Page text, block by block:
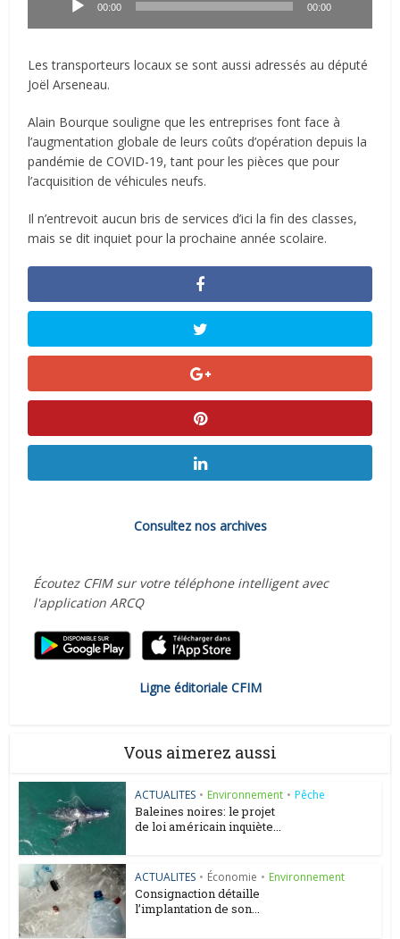
00:00 00:00
Les transporteurs locaux se sont aussi adressés au député
Joël Arseneau.
Alain Bourque souligne que les entreprises font face à
l’augmentation globale de leurs coûts d’opération depuis la
pandémie de COVID-19, tant pour les pièces que pour
l’acquisition de véhicules neufs.
Il n’entrevoit aucun bris de services d’ici la fin des classes,
mais se dit inquiet pour la prochaine année scolaire.
Consultez nos archives
Écoutez CFIM sur votre téléphone intelligent avec
l'application ARCQ
Ligne éditoriale CFIM
Vous aimerez aussi
ACTUALITES • Environnement • Pêche
Baleines noires: le projet
de loi américain inquiète...
ACTUALITES • Économie • Environnement
Consignaction détaille
l’implantation de son...